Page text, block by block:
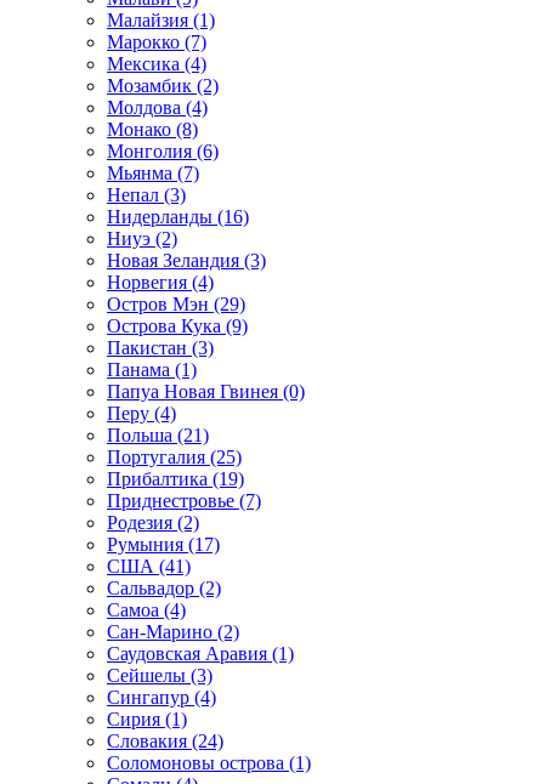
Малайзия (1)
Марокко (7)
Мексика (4)
Мозамбик (2)
Молдова (4)
Монако (8)
Монголия (6)
Мьянма (7)
Непал (3)
Нидерланды (16)
Ниуэ (2)
Новая Зеландия (3)
Норвегия (4)
Остров Мэн (29)
Острова Кука (9)
Пакистан (3)
Панама (1)
Папуа Новая Гвинея (0)
Перу (4)
Польша (21)
Португалия (25)
Прибалтика (19)
Приднестровье (7)
Родезия (2)
Румыния (17)
США (41)
Сальвадор (2)
Самоа (4)
Сан-Марино (2)
Саудовская Аравия (1)
Сейшелы (3)
Сингапур (4)
Сирия (1)
Словакия (24)
Соломоновы острова (1)